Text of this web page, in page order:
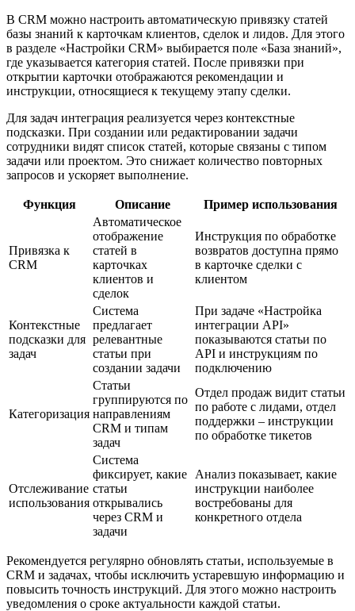
В CRM можно настроить автоматическую привязку статей
базы знаний к карточкам клиентов, сделок и лидов. Для этого
в разделе «Настройки CRM» выбирается поле «База знаний»,
где указывается категория статей. После привязки при
открытии карточки отображаются рекомендации и
инструкции, относящиеся к текущему этапу сделки.
Для задач интеграция реализуется через контекстные
подсказки. При создании или редактировании задачи
сотрудники видят список статей, которые связаны с типом
задачи или проектом. Это снижает количество повторных
запросов и ускоряет выполнение.
Функция Описание Пример использования
Привязка к
CRM
Автоматическое
отображение
статей в
карточках
клиентов и
сделок
Инструкция по обработке
возвратов доступна прямо
в карточке сделки с
клиентом
Контекстные
подсказки для
задач
Система
предлагает
релевантные
статьи при
создании задачи
При задаче «Настройка
интеграции API»
показываются статьи по
API и инструкциям по
подключению
Категоризация
Статьи
группируются по
направлениям
CRM и типам
задач
Отдел продаж видит статьи
по работе с лидами, отдел
поддержки – инструкции
по обработке тикетов
Отслеживание
использования
Система
фиксирует, какие
статьи
открывались
через CRM и
задачи
Анализ показывает, какие
инструкции наиболее
востребованы для
конкретного отдела
Рекомендуется регулярно обновлять статьи, используемые в
CRM и задачах, чтобы исключить устаревшую информацию и
повысить точность инструкций. Для этого можно настроить
уведомления о сроке актуальности каждой статьи.